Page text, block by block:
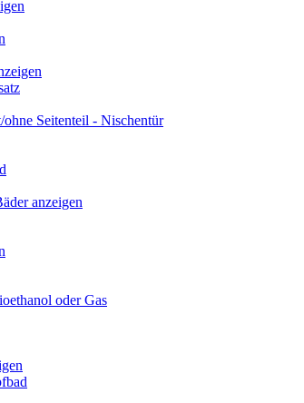
Seitenteil - Nischentür
anzeigen
oder Gas